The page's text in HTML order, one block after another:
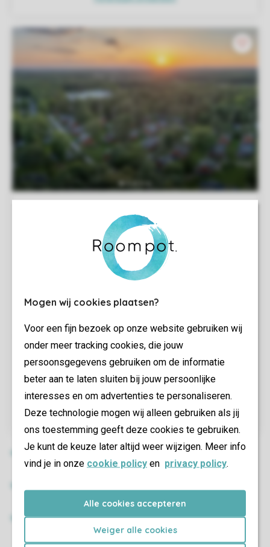
Mogen wij cookies plaatsen?
Voor een fijn bezoek op onze website gebruiken wij
onder meer tracking cookies, die jouw
persoonsgegevens gebruiken om de informatie
beter aan te laten sluiten bij jouw persoonlijke
interesses en om advertenties te personaliseren.
Deze technologie mogen wij alleen gebruiken als jij
ons toestemming geeft deze cookies te gebruiken.
Je kunt de keuze later altijd weer wijzigen. Meer info
vind je in onze cookie policy en privacy policy.
Alle cookies accepteren
Weiger alle cookies